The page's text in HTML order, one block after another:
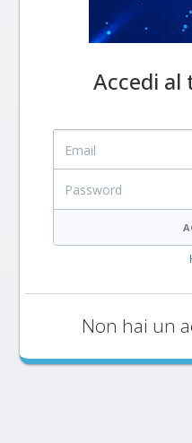
Accedi
Email
Non hai un